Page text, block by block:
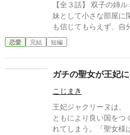
【全３話】 双子の姉
妹として小さな部屋に
も信じてもらえず、自
傷ついた一羽のカラス
力も、人生も、そろそ
恋愛 完結 短編
ガチの聖女が王妃
こじまき
王妃ジャクリーヌは、
ともにより良い国をつ
れてしまう。「聖女様